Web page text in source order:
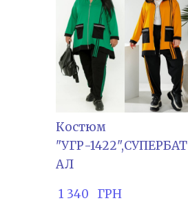
Костюм
"УГР-1422",СУПЕРБАТ
АЛ
1 340   ГРН